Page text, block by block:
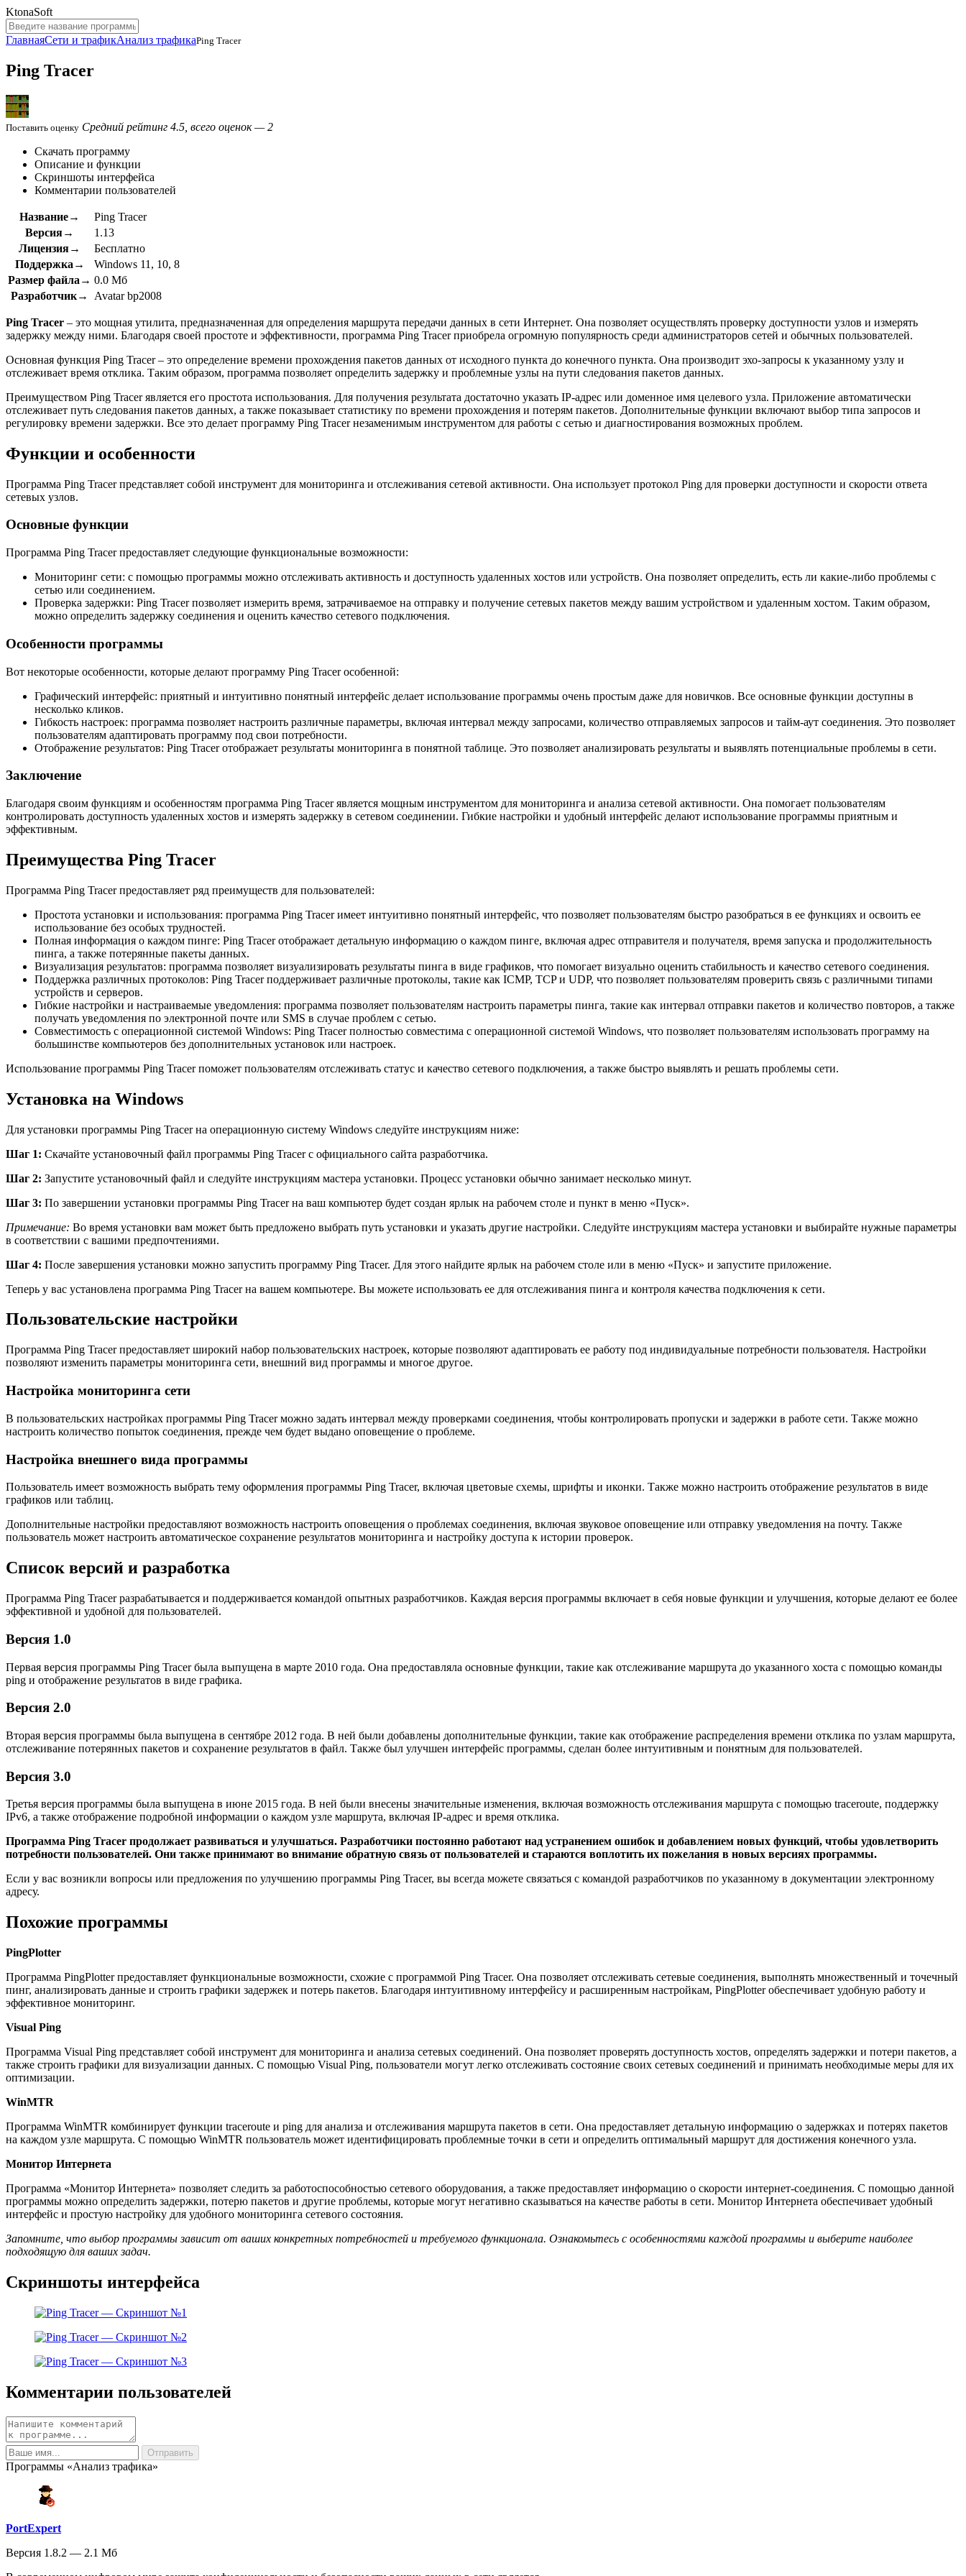
KtonaSoft
ГлавнаяСети и трафикАнализ трафикаPing Tracer
Ping Tracer
Поставить оценку Средний рейтинг 4.5, всего оценок — 2
Скачать программу
Описание и функции
Скриншоты интерфейса
Комментарии пользователей
Название→
Ping Tracer
Версия→
1.13
Лицензия→
Бесплатно
Поддержка→
Windows 11, 10, 8
Размер файла→ 0.0 Мб
Разработчик→
Avatar bp2008
Ping Tracer – это мощная утилита, предназначенная для определения маршрута передачи данных в сети Интернет. Она позволяет осуществлять проверку доступности узлов и измерять
задержку между ними. Благодаря своей простоте и эффективности, программа Ping Tracer приобрела огромную популярность среди администраторов сетей и обычных пользователей.
Основная функция Ping Tracer – это определение времени прохождения пакетов данных от исходного пункта до конечного пункта. Она производит эхо-запросы к указанному узлу и
отслеживает время отклика. Таким образом, программа позволяет определить задержку и проблемные узлы на пути следования пакетов данных.
Преимуществом Ping Tracer является его простота использования. Для получения результата достаточно указать IP-адрес или доменное имя целевого узла. Приложение автоматически
отслеживает путь следования пакетов данных, а также показывает статистику по времени прохождения и потерям пакетов. Дополнительные функции включают выбор типа запросов и
регулировку времени задержки. Все это делает программу Ping Tracer незаменимым инструментом для работы с сетью и диагностирования возможных проблем.
Функции и особенности
Программа Ping Tracer представляет собой инструмент для мониторинга и отслеживания сетевой активности. Она использует протокол Ping для проверки доступности и скорости ответа
сетевых узлов.
Основные функции
Программа Ping Tracer предоставляет следующие функциональные возможности:
Мониторинг сети: с помощью программы можно отслеживать активность и доступность удаленных хостов или устройств. Она позволяет определить, есть ли какие-либо проблемы с
сетью или соединением.
Проверка задержки: Ping Tracer позволяет измерить время, затрачиваемое на отправку и получение сетевых пакетов между вашим устройством и удаленным хостом. Таким образом,
можно определить задержку соединения и оценить качество сетевого подключения.
Особенности программы
Вот некоторые особенности, которые делают программу Ping Tracer особенной:
Графический интерфейс: приятный и интуитивно понятный интерфейс делает использование программы очень простым даже для новичков. Все основные функции доступны в
несколько кликов.
Гибкость настроек: программа позволяет настроить различные параметры, включая интервал между запросами, количество отправляемых запросов и тайм-аут соединения. Это позволяет
пользователям адаптировать программу под свои потребности.
Отображение результатов: Ping Tracer отображает результаты мониторинга в понятной таблице. Это позволяет анализировать результаты и выявлять потенциальные проблемы в сети.
Заключение
Благодаря своим функциям и особенностям программа Ping Tracer является мощным инструментом для мониторинга и анализа сетевой активности. Она помогает пользователям
контролировать доступность удаленных хостов и измерять задержку в сетевом соединении. Гибкие настройки и удобный интерфейс делают использование программы приятным и
эффективным.
Преимущества Ping Tracer
Программа Ping Tracer предоставляет ряд преимуществ для пользователей:
Простота установки и использования: программа Ping Tracer имеет интуитивно понятный интерфейс, что позволяет пользователям быстро разобраться в ее функциях и освоить ее
использование без особых трудностей.
Полная информация о каждом пинге: Ping Tracer отображает детальную информацию о каждом пинге, включая адрес отправителя и получателя, время запуска и продолжительность
пинга, а также потерянные пакеты данных.
Визуализация результатов: программа позволяет визуализировать результаты пинга в виде графиков, что помогает визуально оценить стабильность и качество сетевого соединения.
Поддержка различных протоколов: Ping Tracer поддерживает различные протоколы, такие как ICMP, TCP и UDP, что позволяет пользователям проверить связь с различными типами
устройств и серверов.
Гибкие настройки и настраиваемые уведомления: программа позволяет пользователям настроить параметры пинга, такие как интервал отправки пакетов и количество повторов, а также
получать уведомления по электронной почте или SMS в случае проблем с сетью.
Совместимость с операционной системой Windows: Ping Tracer полностью совместима с операционной системой Windows, что позволяет пользователям использовать программу на
большинстве компьютеров без дополнительных установок или настроек.
Использование программы Ping Tracer поможет пользователям отслеживать статус и качество сетевого подключения, а также быстро выявлять и решать проблемы сети.
Установка на Windows
Для установки программы Ping Tracer на операционную систему Windows следуйте инструкциям ниже:
Шаг 1: Скачайте установочный файл программы Ping Tracer с официального сайта разработчика.
Шаг 2: Запустите установочный файл и следуйте инструкциям мастера установки. Процесс установки обычно занимает несколько минут.
Шаг 3: По завершении установки программы Ping Tracer на ваш компьютер будет создан ярлык на рабочем столе и пункт в меню «Пуск».
Примечание: Во время установки вам может быть предложено выбрать путь установки и указать другие настройки. Следуйте инструкциям мастера установки и выбирайте нужные параметры
в соответствии с вашими предпочтениями.
Шаг 4: После завершения установки можно запустить программу Ping Tracer. Для этого найдите ярлык на рабочем столе или в меню «Пуск» и запустите приложение.
Теперь у вас установлена программа Ping Tracer на вашем компьютере. Вы можете использовать ее для отслеживания пинга и контроля качества подключения к сети.
Пользовательские настройки
Программа Ping Tracer предоставляет широкий набор пользовательских настроек, которые позволяют адаптировать ее работу под индивидуальные потребности пользователя. Настройки
позволяют изменить параметры мониторинга сети, внешний вид программы и многое другое.
Настройка мониторинга сети
В пользовательских настройках программы Ping Tracer можно задать интервал между проверками соединения, чтобы контролировать пропуски и задержки в работе сети. Также можно
настроить количество попыток соединения, прежде чем будет выдано оповещение о проблеме.
Настройка внешнего вида программы
Пользователь имеет возможность выбрать тему оформления программы Ping Tracer, включая цветовые схемы, шрифты и иконки. Также можно настроить отображение результатов в виде
графиков или таблиц.
Дополнительные настройки предоставляют возможность настроить оповещения о проблемах соединения, включая звуковое оповещение или отправку уведомления на почту. Также
пользователь может настроить автоматическое сохранение результатов мониторинга и настройку доступа к истории проверок.
Список версий и разработка
Программа Ping Tracer разрабатывается и поддерживается командой опытных разработчиков. Каждая версия программы включает в себя новые функции и улучшения, которые делают ее более
эффективной и удобной для пользователей.
Версия 1.0
Первая версия программы Ping Tracer была выпущена в марте 2010 года. Она предоставляла основные функции, такие как отслеживание маршрута до указанного хоста с помощью команды
ping и отображение результатов в виде графика.
Версия 2.0
Вторая версия программы была выпущена в сентябре 2012 года. В ней были добавлены дополнительные функции, такие как отображение распределения времени отклика по узлам маршрута,
отслеживание потерянных пакетов и сохранение результатов в файл. Также был улучшен интерфейс программы, сделан более интуитивным и понятным для пользователей.
Версия 3.0
Третья версия программы была выпущена в июне 2015 года. В ней были внесены значительные изменения, включая возможность отслеживания маршрута с помощью traceroute, поддержку
IPv6, а также отображение подробной информации о каждом узле маршрута, включая IP-адрес и время отклика.
Программа Ping Tracer продолжает развиваться и улучшаться. Разработчики постоянно работают над устранением ошибок и добавлением новых функций, чтобы удовлетворить
потребности пользователей. Они также принимают во внимание обратную связь от пользователей и стараются воплотить их пожелания в новых версиях программы.
Если у вас возникли вопросы или предложения по улучшению программы Ping Tracer, вы всегда можете связаться с командой разработчиков по указанному в документации электронному
адресу.
Похожие программы
PingPlotter
Программа PingPlotter предоставляет функциональные возможности, схожие с программой Ping Tracer. Она позволяет отслеживать сетевые соединения, выполнять множественный и точечный
пинг, анализировать данные и строить графики задержек и потерь пакетов. Благодаря интуитивному интерфейсу и расширенным настройкам, PingPlotter обеспечивает удобную работу и
эффективное мониторинг.
Visual Ping
Программа Visual Ping представляет собой инструмент для мониторинга и анализа сетевых соединений. Она позволяет проверять доступность хостов, определять задержки и потери пакетов, а
также строить графики для визуализации данных. С помощью Visual Ping, пользователи могут легко отслеживать состояние своих сетевых соединений и принимать необходимые меры для их
оптимизации.
WinMTR
Программа WinMTR комбинирует функции traceroute и ping для анализа и отслеживания маршрута пакетов в сети. Она предоставляет детальную информацию о задержках и потерях пакетов
на каждом узле маршрута. С помощью WinMTR пользователь может идентифицировать проблемные точки в сети и определить оптимальный маршрут для достижения конечного узла.
Монитор Интернета
Программа «Монитор Интернета» позволяет следить за работоспособностью сетевого оборудования, а также предоставляет информацию о скорости интернет-соединения. С помощью данной
программы можно определить задержки, потерю пакетов и другие проблемы, которые могут негативно сказываться на качестве работы в сети. Монитор Интернета обеспечивает удобный
интерфейс и простую настройку для удобного мониторинга сетевого состояния.
Запомните, что выбор программы зависит от ваших конкретных потребностей и требуемого функционала. Ознакомьтесь с особенностями каждой программы и выберите наиболее
подходящую для ваших задач.
Скриншоты интерфейса
Комментарии пользователей
Программы «Анализ трафика»
PortExpert
Версия 1.8.2 — 2.1 Мб